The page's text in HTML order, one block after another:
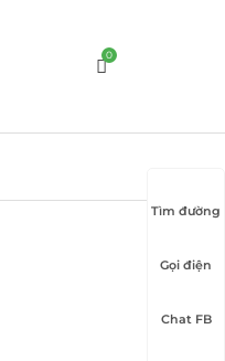
0
Tìm đường
Gọi điện
Chat FB